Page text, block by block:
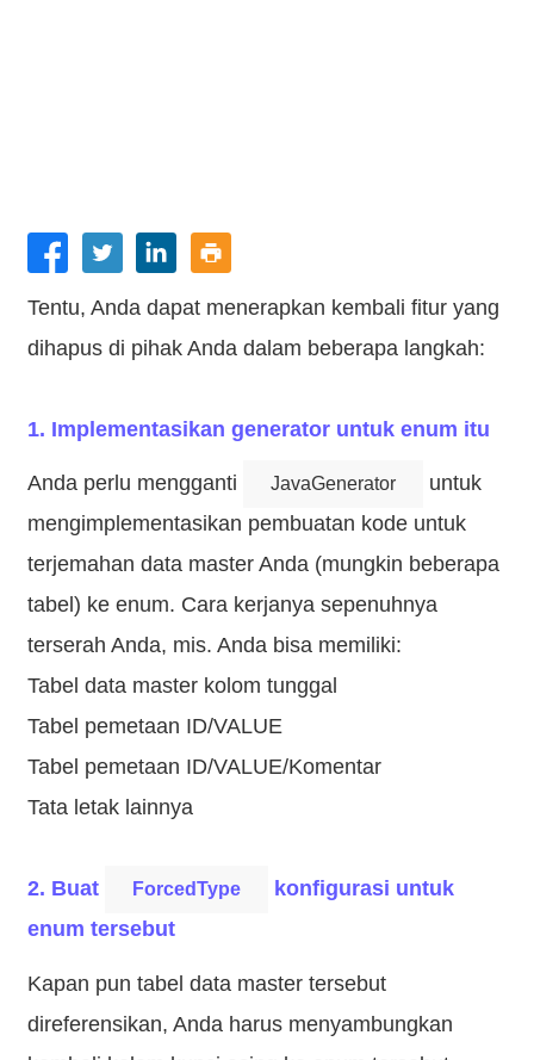
Tentu, Anda dapat menerapkan kembali fitur yang
dihapus di pihak Anda dalam beberapa langkah:
1. Implementasikan generator untuk enum itu
Anda perlu mengganti JavaGenerator
untuk
mengimplementasikan pembuatan kode untuk
terjemahan data master Anda (mungkin beberapa
tabel) ke enum. Cara kerjanya sepenuhnya
terserah Anda, mis. Anda bisa memiliki:
Tabel data master kolom tunggal
Tabel pemetaan ID/VALUE
Tabel pemetaan ID/VALUE/Komentar
Tata letak lainnya
2. Buat ForcedType
konfigurasi untuk
enum tersebut
Kapan pun tabel data master tersebut
direferensikan, Anda harus menyambungkan